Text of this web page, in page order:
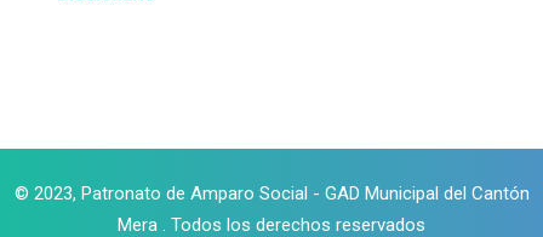
© 2023, Patronato de Amparo Social - GAD Municipal del Cantón
Mera . Todos los derechos reservados